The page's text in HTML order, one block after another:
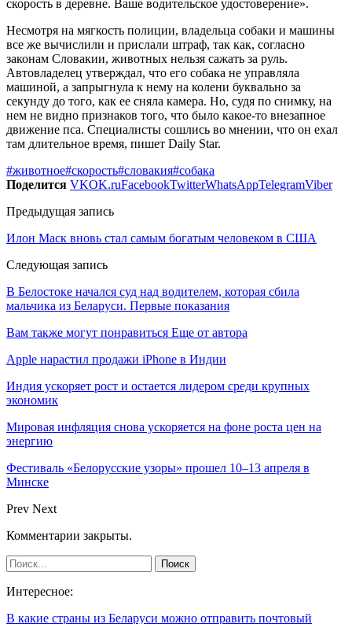
скорость в деревне. Ваше водительское удостоверение».
Несмотря на мягкость полиции, владельца собаки и машины
все же вычислили и прислали штраф, так как, согласно
законам Словакии, животных нельзя сажать за руль.
Автовладелец утверждал, что его собака не управляла
машиной, а запрыгнула к нему на колени буквально за
секунду до того, как ее сняла камера. Но, судя по снимку, на
нем не видно признаков того, что было какое-то внезапное
движение пса. Специалисты сошлись во мнении, что он ехал
там длительное время, пишет Daily Star.
#животное#скорость#словакия#собака
Поделится VKOK.ruFacebookTwitterWhatsAppTelegramViber
Предыдущая запись
Илон Маск вновь стал самым богатым человеком в США
Следующая запись
В Белостоке начался суд над водителем, которая сбила
мальчика из Беларуси. Первые показания
Вам также могут понравиться Еще от автора
Apple нарастил продажи iPhone в Индии
Индия ускоряет рост и остается лидером среди крупных
экономик
Мировая инфляция снова ускоряется на фоне роста цен на
энергию
Фестиваль «Белорусские узоры» прошел 10–13 апреля в
Минске
Prev Next
Комментарии закрыты.
Интересное:
В какие страны из Беларуси можно отправить почтовый